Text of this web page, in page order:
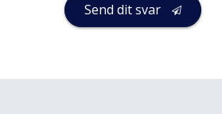
Send dit svar